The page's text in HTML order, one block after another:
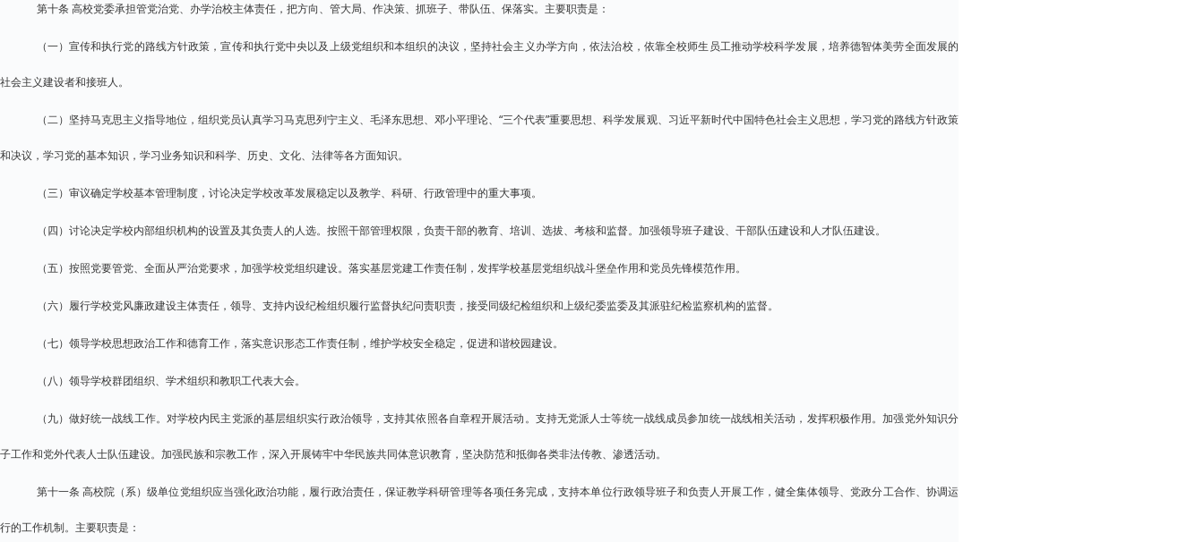
第十条 高校党委承担管党治党、办学治校主体责任，把方向、管大局、作决策、抓班子、带队伍、保落实。主要职责是：
（一）宣传和执行党的路线方针政策，宣传和执行党中央以及上级党组织和本组织的决议，坚持社会主义办学方向，依法治校，依靠全校师生员工推动学校科学发展，培养德智体美劳全面发展的
社会主义建设者和接班人。
（二）坚持马克思主义指导地位，组织党员认真学习马克思列宁主义、毛泽东思想、邓小平理论、“三个代表”重要思想、科学发展观、习近平新时代中国特色社会主义思想，学习党的路线方针政策
和决议，学习党的基本知识，学习业务知识和科学、历史、文化、法律等各方面知识。
（三）审议确定学校基本管理制度，讨论决定学校改革发展稳定以及教学、科研、行政管理中的重大事项。
（四）讨论决定学校内部组织机构的设置及其负责人的人选。按照干部管理权限，负责干部的教育、培训、选拔、考核和监督。加强领导班子建设、干部队伍建设和人才队伍建设。
（五）按照党要管党、全面从严治党要求，加强学校党组织建设。落实基层党建工作责任制，发挥学校基层党组织战斗堡垒作用和党员先锋模范作用。
（六）履行学校党风廉政建设主体责任，领导、支持内设纪检组织履行监督执纪问责职责，接受同级纪检组织和上级纪委监委及其派驻纪检监察机构的监督。
（七）领导学校思想政治工作和德育工作，落实意识形态工作责任制，维护学校安全稳定，促进和谐校园建设。
（八）领导学校群团组织、学术组织和教职工代表大会。
（九）做好统一战线工作。对学校内民主党派的基层组织实行政治领导，支持其依照各自章程开展活动。支持无党派人士等统一战线成员参加统一战线相关活动，发挥积极作用。加强党外知识分
子工作和党外代表人士队伍建设。加强民族和宗教工作，深入开展铸牢中华民族共同体意识教育，坚决防范和抵御各类非法传教、渗透活动。
第十一条 高校院（系）级单位党组织应当强化政治功能，履行政治责任，保证教学科研管理等各项任务完成，支持本单位行政领导班子和负责人开展工作，健全集体领导、党政分工合作、协调运
行的工作机制。主要职责是：